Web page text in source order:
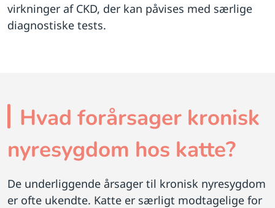
virkninger af CKD, der kan påvises med særlige
diagnostiske tests.
Hvad forårsager kronisk
nyresygdom hos katte?
De underliggende årsager til kronisk nyresygdom
er ofte ukendte. Katte er særligt modtagelige for